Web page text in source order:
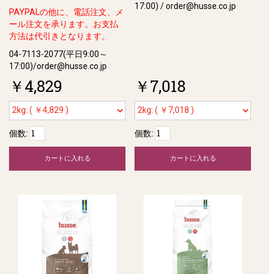
PAYPALの他に、電話注文、メ
ール注文を承ります。お支払
方法は代引きとなります。
04-7113-2077(平日9:00～
17:00)/order@husse.co.jp
￥4,829
個数:
カートに入れる
17:00) / order@husse.co.jp
￥7,018
個数:
カートに入れる